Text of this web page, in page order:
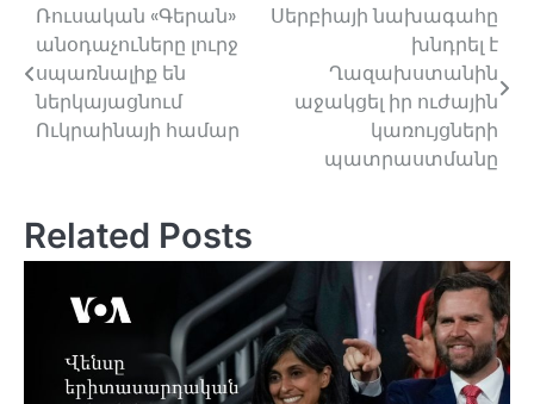
Post
navigation
Ռուսական «Գերան»
անօդաչուները լուրջ
սպառնալիք են
ներկայացնում
Ուկրաինայի համար
Սերբիայի նախագահը
խնդրել է
Ղազախստանին
աջակցել իր ուժային
կառույցների
պատրաստմանը
Related Posts